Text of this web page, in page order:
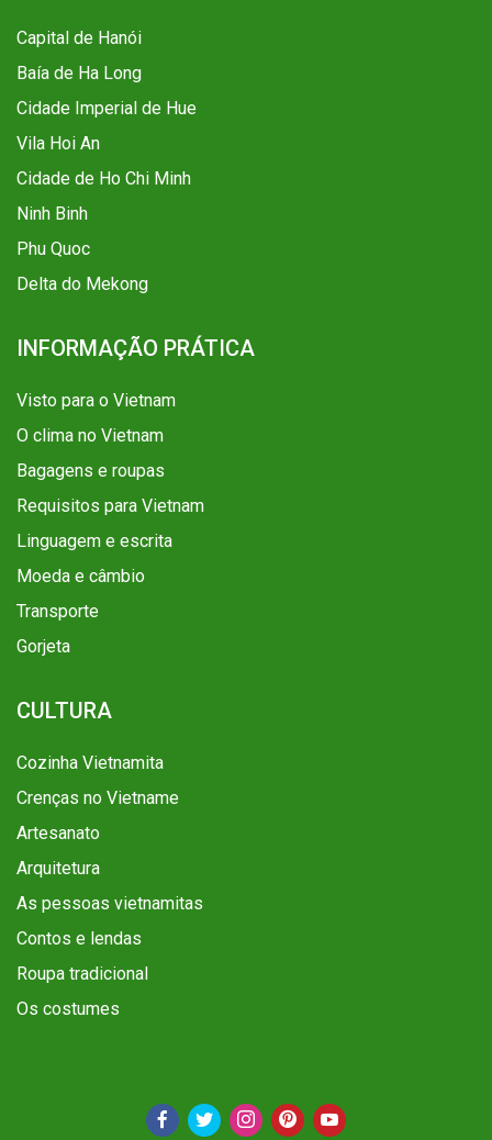
Capital de Hanói
Baía de Ha Long
Cidade Imperial de Hue
Vila Hoi An
Cidade de Ho Chi Minh
Ninh Binh
Phu Quoc
Delta do Mekong
INFORMAÇÃO PRÁTICA
Visto para o Vietnam
O clima no Vietnam
Bagagens e roupas
Requisitos para Vietnam
Linguagem e escrita
Moeda e câmbio
Transporte
Gorjeta
CULTURA
Cozinha Vietnamita
Crenças no Vietname
Artesanato
Arquitetura
As pessoas vietnamitas
Contos e lendas
Roupa tradicional
Os costumes